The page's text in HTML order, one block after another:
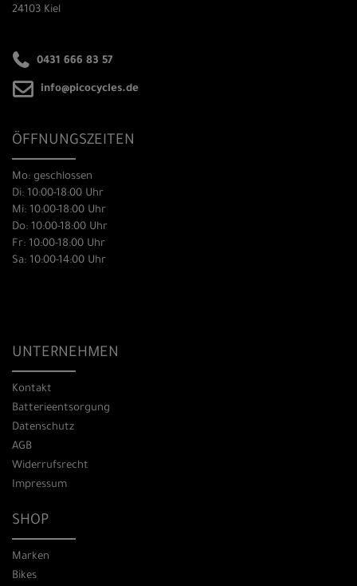
24103 Kiel
0431 666 83 57
info@picocycles.de
ÖFFNUNGSZEITEN
Mo: geschlossen
Di: 10:00-18:00 Uhr
Mi: 10:00-18:00 Uhr
Do: 10:00-18:00 Uhr
Fr: 10:00-18:00 Uhr
Sa: 10:00-14:00 Uhr
UNTERNEHMEN
Kontakt
Batterieentsorgung
Datenschutz
AGB
Widerrufsrecht
Impressum
SHOP
Marken
Bikes